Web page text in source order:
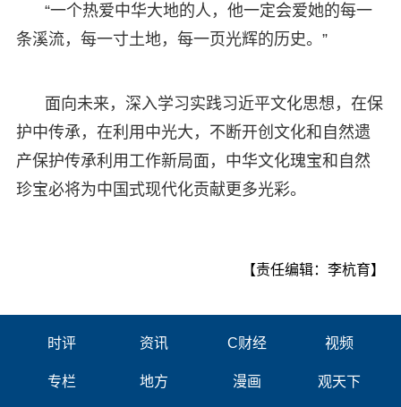
“一个热爱中华大地的人，他一定会爱她的每一
条溪流，每一寸土地，每一页光辉的历史。”
面向未来，深入学习实践习近平文化思想，在保
护中传承，在利用中光大，不断开创文化和自然遗
产保护传承利用工作新局面，中华文化瑰宝和自然
珍宝必将为中国式现代化贡献更多光彩。
【责任编辑：李杭育】
时评 资讯 C财经 视频
专栏 地方 漫画 观天下